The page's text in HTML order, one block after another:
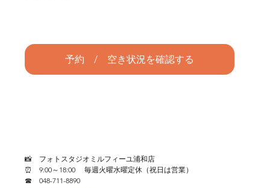
予約 / 空き状況を確認する
📸　フォトスタジオミルフィーユ浦和店
⏰　9:00～18:00     毎週火曜水曜定休（祝日は営業）
☎　048-711-8890